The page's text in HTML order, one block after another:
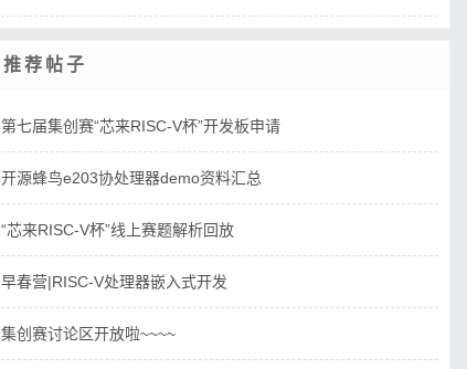
推荐帖子
第七届集创赛“芯来RISC-V杯”开发板申请
开源蜂鸟e203协处理器demo资料汇总
“芯来RISC-V杯”线上赛题解析回放
早春营|RISC-V处理器嵌入式开发
集创赛讨论区开放啦~~~~